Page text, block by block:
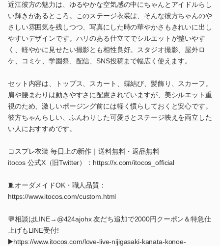
近江彼方の魅力は、ゆるやかな空気感の中にちゃんとアイドルらし
い輝きがあるところ。このステージ衣装は、そんな彼方ちゃんのや
さしい雰囲気を残しつつ、写真にした時の華やかさもきれいに出し
やすいデザインです。ハリのある仕立てでシルエットが整いやす
く、軽やかに見せたい撮影とも相性良好。スタジオ撮影、屋外ロ
ケ、コミケ、学園祭、配信、SNS投稿まで幅広く使えます。
セット内容は、トップス、スカート、蝶結び、髪飾り、スカーフ。
肩や腰まわりは動きやすさに配慮されていますが、美シルエット重
視のため、激しいポージング前には軽く慣らしておくと安心です。
彼方ちゃんらしい、ふんわりした可愛さとステージ映えを両立した
い人におすすめです。
コスプレ衣装 毎日上の新作｜送料無料・返品無料
itocos 公式X（旧Twitter）：https://x.com/itocos_official
🧵オーダメイドOK・職人品質：
https://www.itocos.com/custom.html
💬相談はLINE→@424ajohx 友だち追加で2000円クーポン＆特急仕
上げもLINE受付!
▶️https://www.itocos.com/love-live-nijigasaki-kanata-konoe-